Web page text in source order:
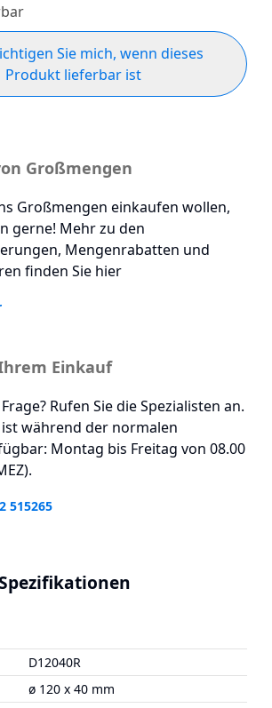
Sie mich, wenn dieses
Produkt lieferbar ist
Großmengen
Großmengen einkaufen wollen,
gerne! Mehr zu den
Mengenrabatten und
finden Sie hier
Einkauf
Rufen Sie die Spezialisten an.
während der normalen
Montag bis Freitag von 08.00
515265
D12040R
ø 120 x 40 mm